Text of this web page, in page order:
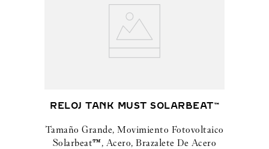
RELOJ TANK MUST SOLARBEAT™
Tamaño Grande, Movimiento Fotovoltaico
Solarbeat™, Acero, Brazalete De Acero